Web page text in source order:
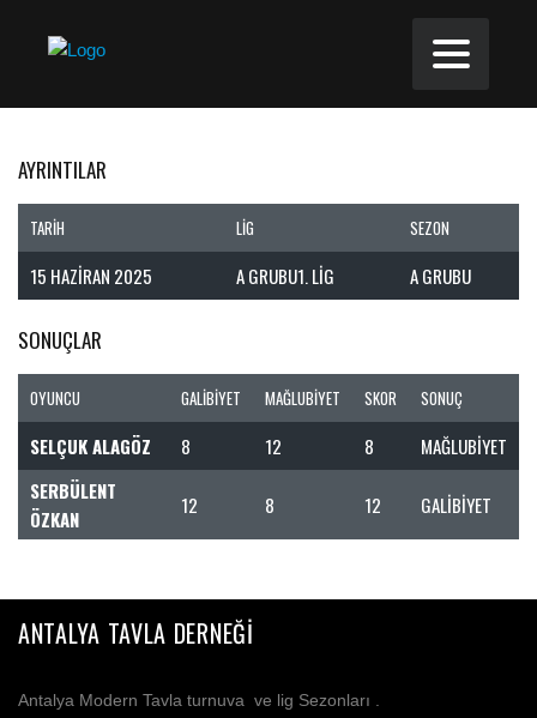
AYRINTILAR
TARIH LIG SEZON
15 HAZIRAN 2025 A GRUBU1. LIG A GRUBU
SONUÇLAR
OYUNCU GALIBIYET MAĞLUBIYET SKOR SONUÇ
SELÇUK ALAGÖZ 8 12 8
MAĞLUBIYET
SERBÜLENT
ÖZKAN
12 8 12 GALIBIYET
ANTALYA TAVLA DERNEĞI
Antalya Modern Tavla turnuva ve lig Sezonları .